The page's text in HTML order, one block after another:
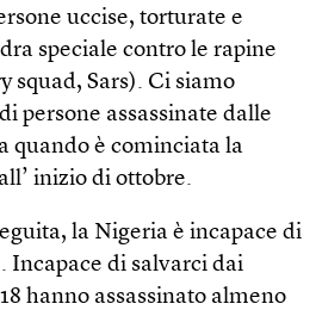
uccise, torturate e
speciale contro le rapine
squad, Sars). Ci siamo
persone assassinate dalle
quando è cominciata la
inizio di ottobre.
la Nigeria è incapace di
Incapace di salvarci dai
hanno assassinato almeno